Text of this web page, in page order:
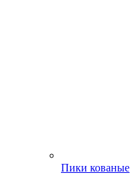
Пики кованые